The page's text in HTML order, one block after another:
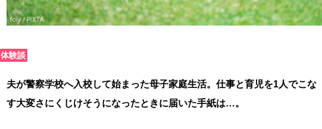
体験談
夫が警察学校へ入校して始まった母子家庭生活。仕事と育児を1人でこな
す大変さにくじけそうになったときに届いた手紙は…。